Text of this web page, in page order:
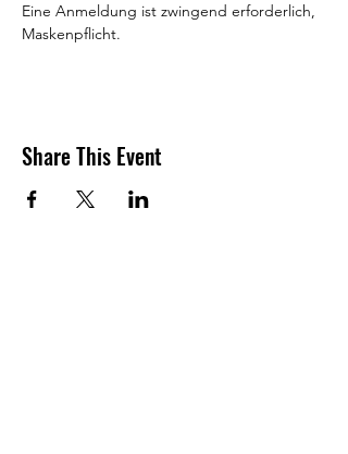
Eine Anmeldung ist zwingend erforderlich,
Maskenpflicht.
Share This Event